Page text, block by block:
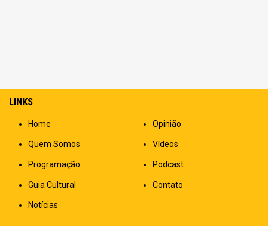
LINKS
Home
Quem Somos
Programação
Guia Cultural
Notícias
Opinião
Vídeos
Podcast
Contato